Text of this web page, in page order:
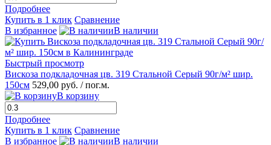
Подробнее
Купить в 1 клик Сравнение
В избранное
В наличии
Быстрый просмотр
Вискоза подкладочная цв. 319 Стальной Серый 90г/м² шир.
150см 529,00 руб. / пог.м.
В корзину
Подробнее
Купить в 1 клик Сравнение
В избранное
В наличии